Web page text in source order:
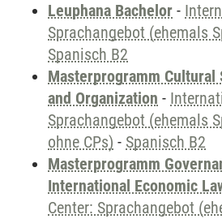
Leuphana Bachelor -
Sprachangebot (ehemals
Spanisch B2
Masterprogramm Cultural
and Organization -
Sprachangebot (ehemals
ohne CPs) - Spanisch B2
Masterprogramm
International Economic
Center: Sprachangebot